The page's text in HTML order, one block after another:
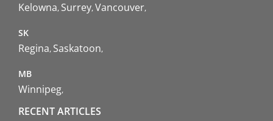
Kelowna Surrey Vancouver
SK
Regina Saskatoon
MB
Winnipeg
RECENT ARTICLES